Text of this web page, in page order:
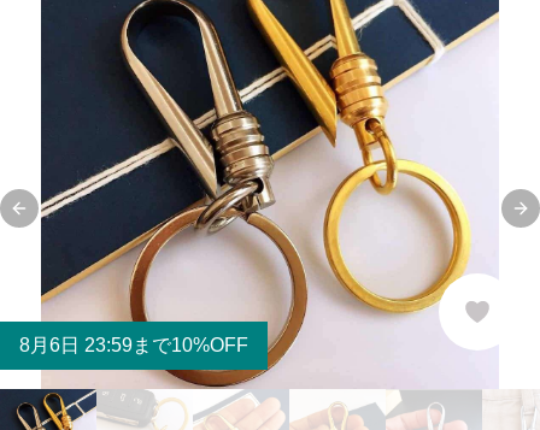
Previous slide
8月 6日 23:59まで10%OFF